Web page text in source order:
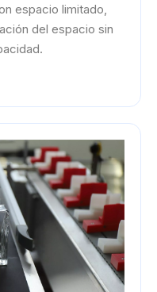
espacio limitado,
del espacio sin